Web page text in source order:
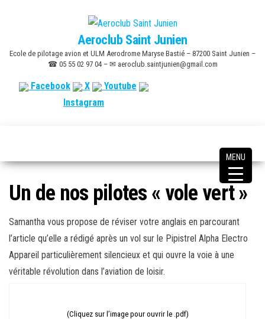
content
Aeroclub Saint Junien
Ecole de pilotage avion et ULM Aerodrome Maryse Bastié – 87200 Saint Junien –
☎ 05 55 02 97 04 – ✉ aeroclub.saintjunien@gmail.com
Facebook X
Youtube
Instagram
Un de nos pilotes « vole vert »
Samantha vous propose de réviser votre anglais en parcourant
l’article qu’elle a rédigé après un vol sur le Pipistrel Alpha Electro
Appareil particulièrement silencieux et qui ouvre la voie à une
véritable révolution dans l’aviation de loisir.
(Cliquez sur l’image pour ouvrir le .pdf)
MENU